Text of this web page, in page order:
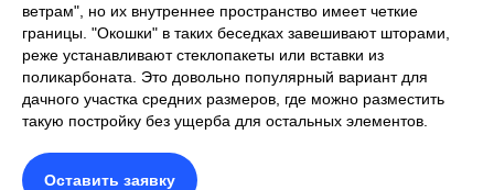
ветрам", но их внутреннее пространство имеет четкие
границы. "Окошки" в таких беседках завешивают шторами,
реже устанавливают стеклопакеты или вставки из
поликарбоната. Это довольно популярный вариант для
дачного участка средних размеров, где можно разместить
такую постройку без ущерба для остальных элементов.
Оставить заявку